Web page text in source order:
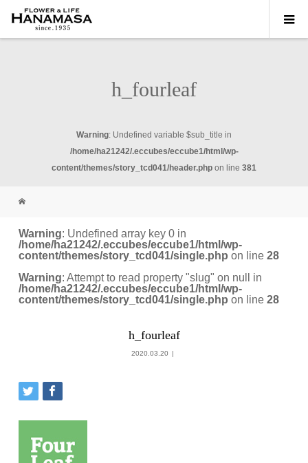
h_fourleaf
Warning: Undefined variable $sub_title in
/home/ha21242/.eccubes/eccube1/html/wp-
content/themes/story_tcd041/header.php on line 381
Warning: Undefined array key 0 in
/home/ha21242/.eccubes/eccube1/html/wp-
content/themes/story_tcd041/single.php on line28
Warning: Attempt to read property "slug" on null in
/home/ha21242/.eccubes/eccube1/html/wp-
content/themes/story_tcd041/single.php on line28
h_fourleaf
2020.03.20